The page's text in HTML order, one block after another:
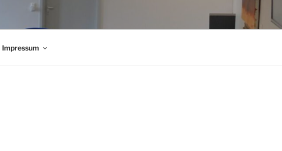
Impressum